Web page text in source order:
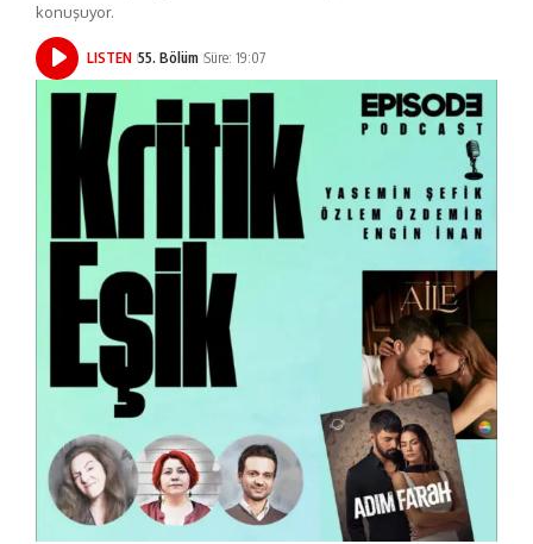
konuşuyor.
LISTEN 55. Bölüm Süre: 19:07